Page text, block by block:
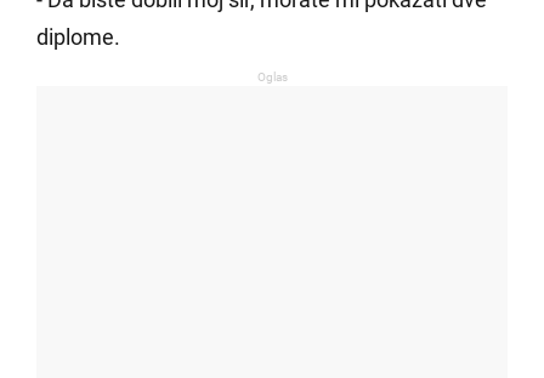
diplome.
Oglas